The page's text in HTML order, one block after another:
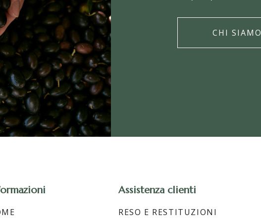
CHI SIAMO
Assistenza clienti
RESO E RESTITUZIONI